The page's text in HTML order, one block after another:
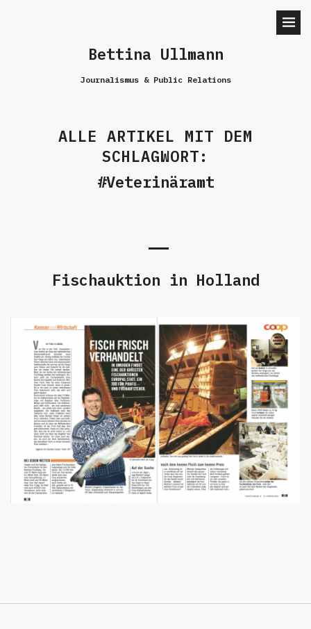
Bettina Ullmann
Journalismus & Public Relations
ALLE ARTIKEL MIT DEM
SCHLAGWORT:
Veterinäramt
Fischauktion in Holland